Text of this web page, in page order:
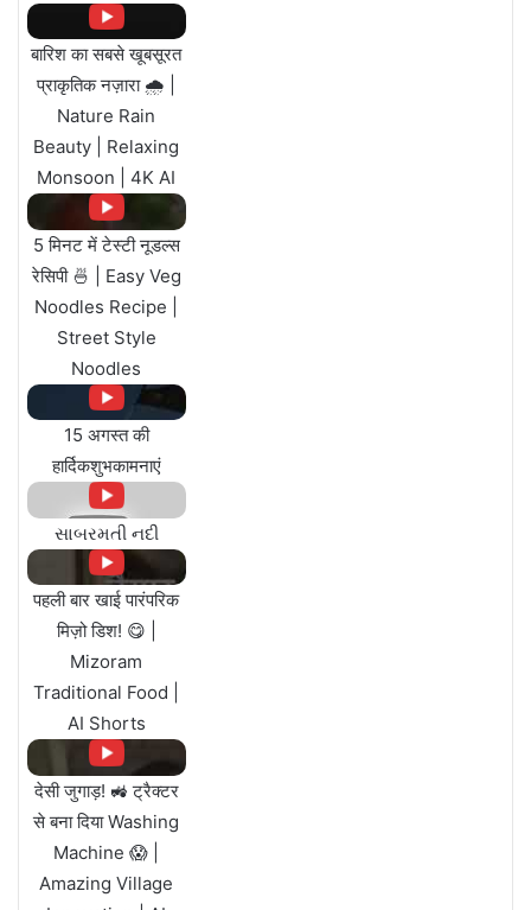
बारिश का सबसे खूबसूरत
प्राकृतिक नज़ारा 🌧️ |
Nature Rain
Beauty | Relaxing
Monsoon | 4K AI
5 मिनट में टेस्टी नूडल्स
रेसिपी 🍜 | Easy Veg
Noodles Recipe |
Street Style
Noodles
15 अगस्त की
हार्दिकशुभकामनाएं
સાબરમતી નદી
पहली बार खाई पारंपरिक
मिज़ो डिश! 😋 |
Mizoram
Traditional Food |
AI Shorts
देसी जुगाड़! 🚜 ट्रैक्टर
से बना दिया Washing
Machine 😱 |
Amazing Village